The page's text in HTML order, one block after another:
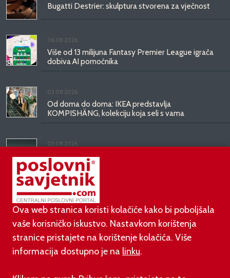
Bugatti Destrier: skulptura stvorena za vječnost
06.08.2026.
Više od 13 milijuna Fantasy Premier League igrača
dobiva AI pomoćnika
03.08.2026.
Od doma do doma: IKEA predstavlja
KOMPISHÄNG, kolekciju koja seli s vama
03.08.2026.
Kineski BYD predstavio luksuznu limuzinu veću od
Mercedesove S-klase, obećava domet do 1.000
kilometara
Ova web stranica koristi kolačiće kako bi poboljšala
vaše korisničko iskustvo. Nastavkom korištenja
stranice pristajete na korištenje kolačića. Više
informacija dostupno je na linku.